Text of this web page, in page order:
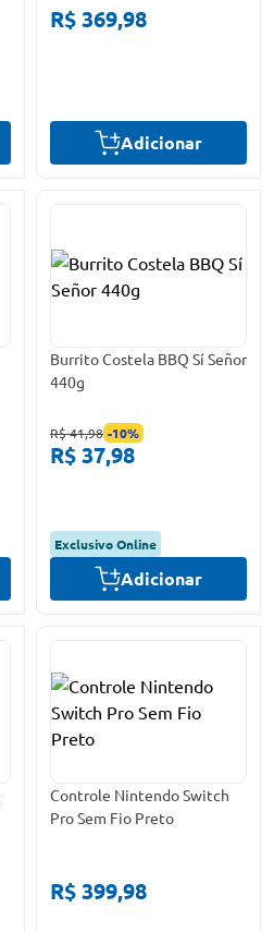
R$ 369,98
Adicionar
Burrito Costela BBQ Sí Señor
440g
R$ 41,98 -10%
R$ 37,98
Exclusivo Online
Adicionar
Controle Nintendo Switch
Pro Sem Fio Preto
R$ 399,98